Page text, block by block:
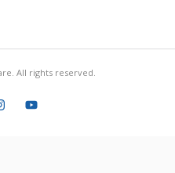
All rights reserved.